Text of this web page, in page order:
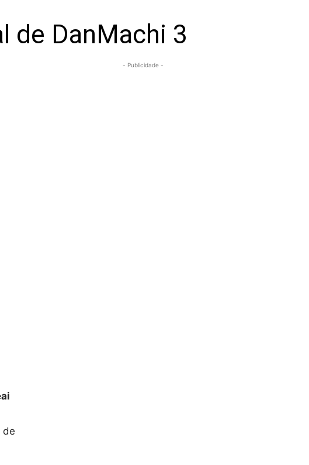
de DanMachi 3
de
- Publicidade -